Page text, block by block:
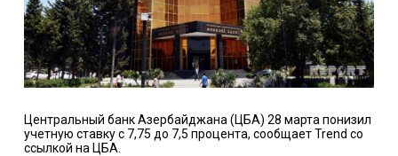
Центральный банк Азербайджана (ЦБА) 28 марта понизил
учетную ставку с 7,75 до 7,5 процента, сообщает Trend со
ссылкой на ЦБА.